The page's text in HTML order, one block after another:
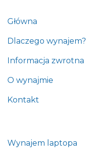
Główna
Dlaczego wynajem?
Informacja zwrotna
O wynajmie
Kontakt
Wynajem laptopa